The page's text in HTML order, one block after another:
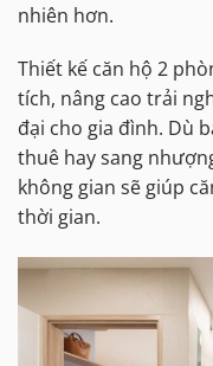
nhiên hơn.
Thiết kế căn hộ 2
tích, nâng cao trải
đại cho gia đình. Dù
thuê hay sang
không gian sẽ giúp
thời gian.